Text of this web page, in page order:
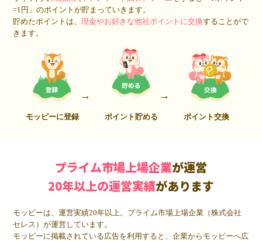
=1円」のポイントが貯まっていきます。
貯めたポイントは、現金やお好きな他社ポイントに交換することがで
きます。
モッピーに登録 ポイント貯める ポイント交換
プライム市場上場企業が運営
20年以上の運営実績があります
モッピーは、運営実績20年以上。プライム市場上場企業（株式会社
セレス）が運営しています。
モッピーに掲載されている広告を利用すると、企業からモッピーへ広